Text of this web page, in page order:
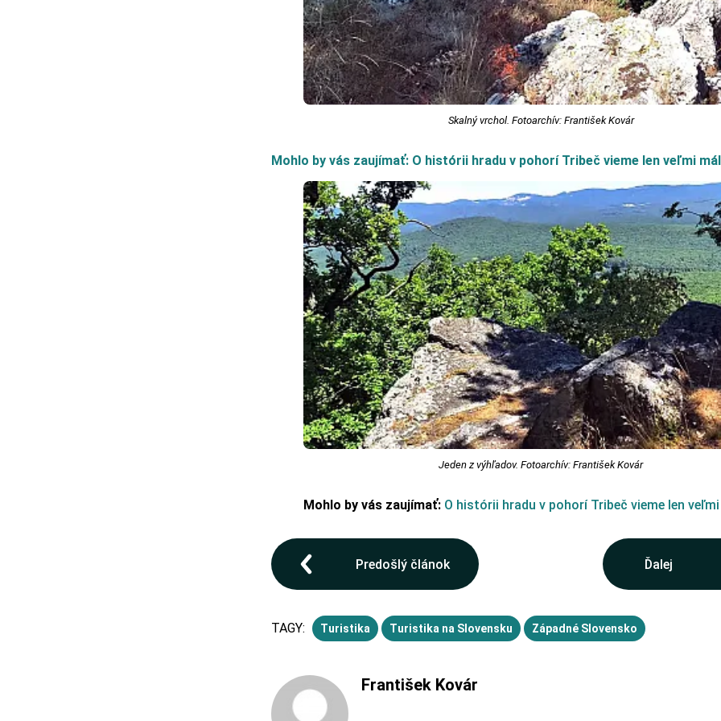
Skalný vrchol. Fotoarchív: František Kovár
Mohlo by vás zaujímať: O histórii hradu v pohorí Tribeč vieme len veľmi
Jeden z výhľadov. Fotoarchív: František Kovár
Mohlo by vás zaujímať: O histórii hradu v pohorí Tribeč vieme len
Predošlý článok Ďalej
TAGY: Turistika Turistika na Slovensku Západné Slovensko
František Kovár